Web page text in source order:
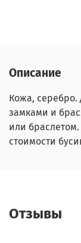
Описание
Кожа, серебро.
замками и
или браслетом.
стоимости
Отзывы